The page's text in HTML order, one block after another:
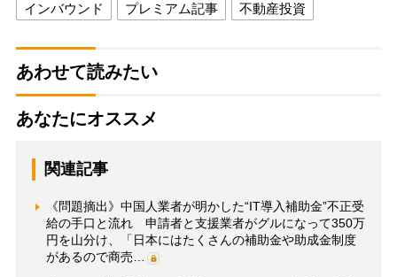
インバウンド プレミアム記事 不動産投資
あわせて読みたい
あなたにオススメ
関連記事
《問題摘出》中国人業者が明かした“IT導入補助金”不正受
給の手口と流れ 申請者と支援業者がグルになって350万
円を山分け、「日本にはたくさんの補助金や助成金制度
があるので商売…